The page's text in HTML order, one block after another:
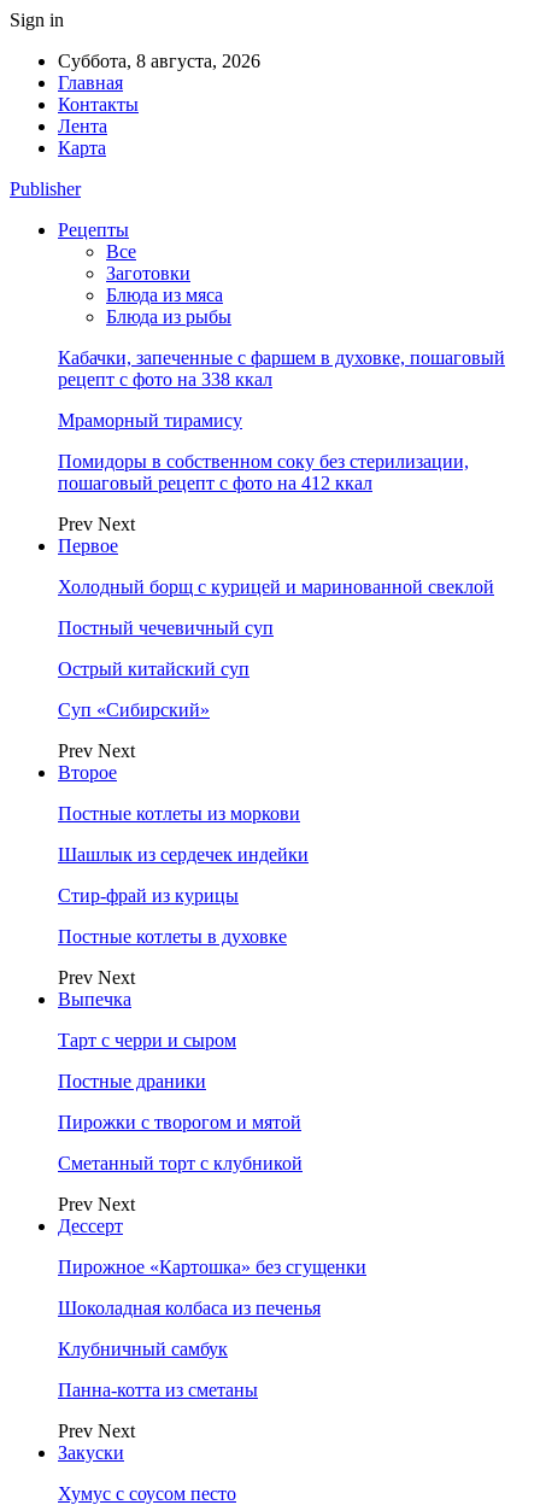
Sign in
Суббота, 8 августа, 2026
Главная
Контакты
Лента
Карта
Publisher
Рецепты
Все
Заготовки
Блюда из мяса
Блюда из рыбы
Кабачки, запеченные с фаршем в духовке, пошаговый
рецепт с фото на 338 ккал
Мраморный тирамису
Помидоры в собственном соку без стерилизации,
пошаговый рецепт с фото на 412 ккал
Prev Next
Первое
Холодный борщ с курицей и маринованной свеклой
Постный чечевичный суп
Острый китайский суп
Суп «Сибирский»
Prev Next
Второе
Постные котлеты из моркови
Шашлык из сердечек индейки
Стир-фрай из курицы
Постные котлеты в духовке
Prev Next
Выпечка
Тарт с черри и сыром
Постные драники
Пирожки с творогом и мятой
Сметанный торт с клубникой
Prev Next
Дессерт
Пирожное «Картошка» без сгущенки
Шоколадная колбаса из печенья
Клубничный самбук
Панна-котта из сметаны
Prev Next
Закуски
Хумус с соусом песто